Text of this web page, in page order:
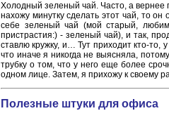
Холодный зеленый чай. Часто, а вернее
нахожу минутку сделать этот чай, то
себе зеленый чай (мой старый,
пристрастия:) - зеленый чай), и так,
ставлю кружку, и… Тут приходит кто-то,
что иначе я никогда не выясняла,
трубку о том, что у него еще более
одном лице. Затем, я прихожу к своему
Полезные штуки для офиса